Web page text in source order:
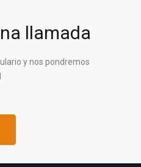
llamada
y nos pondremos